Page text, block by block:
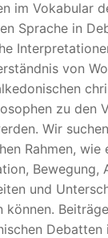
im Vokabular
Sprache in
von
zu
Wir
Rahmen,
und
können.